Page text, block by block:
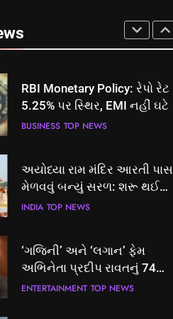
બેઠક પરથી પવન પાંડેને 2027
માટે બનાવાયા ઉમેદવાર
RBI Monetary Policy: રેપો રેટ
5.25% પર સ્થિર, EMI નહીં ઘટે
BUSINESS TOP NEWS
અયોધ્યા રામ મંદિર આરતી પાસ
મેળવવું બન્યું સરળ: શરૂ થઈ
તત્કાલ સુવિધા, જાણો સંપૂર્ણ
INDIA TOP NEWS
‘ગજિની’ અને ‘લગાન’ ફેમ
અભિનેતા પ્રદીપ રાવતનું 74
વર્ષની વયે નિધન, બ્લડ કેન્સર
ENTERTAINMENT TOP NEWS